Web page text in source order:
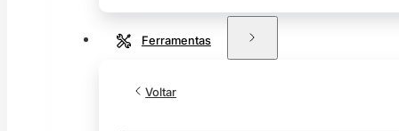
Ferramentas
Voltar